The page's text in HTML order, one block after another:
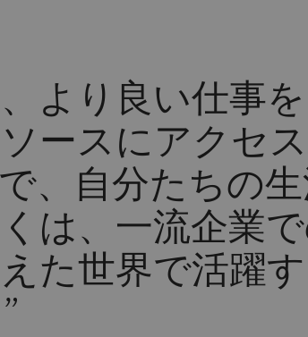
より良い仕事
ースにアクセ
、自分たちの
は、一流企業
た世界で活躍
”